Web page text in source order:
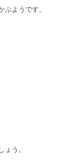
ぶようです。
ょう。